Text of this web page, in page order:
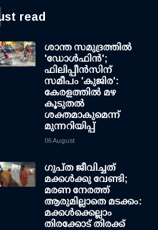
read
ശാന്ത സമുദ്രത്തില്‍
'ഡോള്‍ഫിന്‍';
ഫിലിപ്പീന്‍സിന്
സമീപം 'കുജിര':
കേരളത്തില്‍ മഴ
കൂടുതല്‍
ശക്തമാകുമെന്ന്
മുന്നറിയിപ്പ്
06 August
ഗുപ്ത ജീവിച്ചത്
മക്കള്‍ക്കു വേണ്ടി;
മരണ നേരത്ത്
ആരുമില്ലാതെ മടക്കം:
മക്കള്‍ക്കെല്ലാം
തിരക്കോട് തിരക്ക്